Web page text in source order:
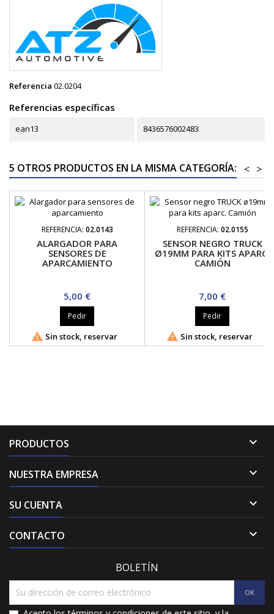
Referencia 02.0204
Referencias específicas
ean13 8436576002483
5 OTROS PRODUCTOS EN LA MISMA CATEGORÍA: >
<
REFERENCIA: 02.0143
ALARGADOR PARA
SENSORES DE
APARCAMIENTO
Precio
5,00 €
Pedir
 Sin stock, reservar
REFERENCIA: 02.0155
SENSOR NEGRO TRUCK
Ø19MM PARA KITS APARC.
CAMIÓN
Precio
7,00 €
Pedir
 Sin stock, reservar
PRODUCTOS 
NUESTRA EMPRESA 
SU CUENTA 
CONTACTO 
BOLETÍN